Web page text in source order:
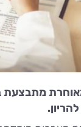
מתבצעת